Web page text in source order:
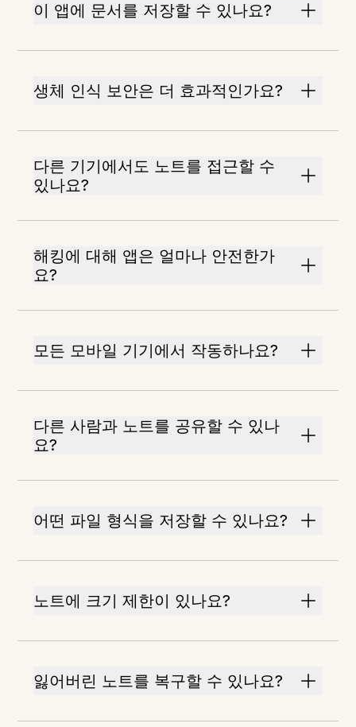
이 앱에 문서를 저장할 수 있나요?
생체 인식 보안은 더 효과적인가요?
다른 기기에서도 노트를 접근할 수
있나요?
해킹에 대해 앱은 얼마나 안전한가
요?
모든 모바일 기기에서 작동하나요?
다른 사람과 노트를 공유할 수 있나
요?
어떤 파일 형식을 저장할 수 있나요?
노트에 크기 제한이 있나요?
잃어버린 노트를 복구할 수 있나요?